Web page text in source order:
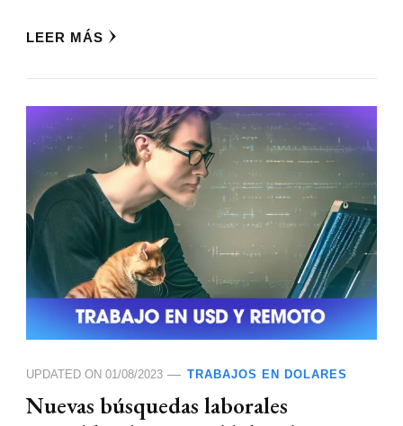
LEER MÁS
UPDATED ON 01/08/2023 TRABAJOS EN DOLARES
Nuevas búsquedas laborales